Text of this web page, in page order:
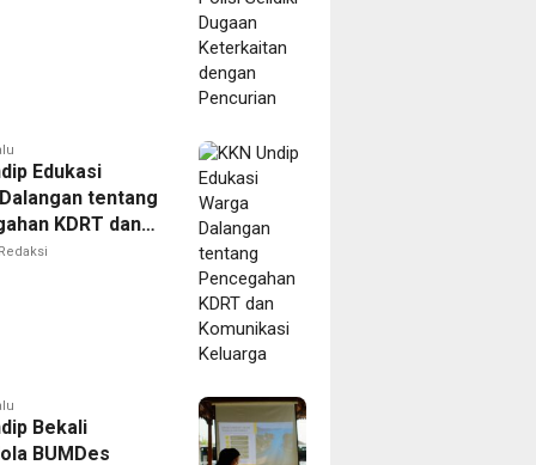
Edukasi
tentang
KDRT dan
Keluarga
Redaksi
Bekali
BUMDes